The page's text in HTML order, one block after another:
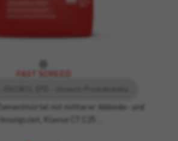
FAST SCREED
mit mittlerer Abbinde- und
Klasse CT C25…